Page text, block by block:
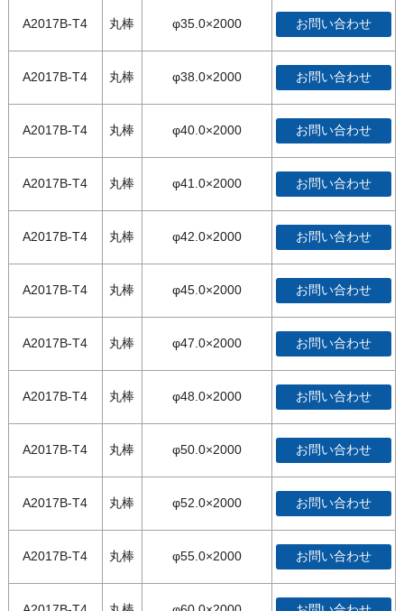
A2017B-T4 丸棒 φ35.0×2000 お問い合わせ
A2017B-T4 丸棒 φ38.0×2000 お問い合わせ
A2017B-T4 丸棒 φ40.0×2000 お問い合わせ
A2017B-T4 丸棒 φ41.0×2000 お問い合わせ
A2017B-T4 丸棒 φ42.0×2000 お問い合わせ
A2017B-T4 丸棒 φ45.0×2000 お問い合わせ
A2017B-T4 丸棒 φ47.0×2000 お問い合わせ
A2017B-T4 丸棒 φ48.0×2000 お問い合わせ
A2017B-T4 丸棒 φ50.0×2000 お問い合わせ
A2017B-T4 丸棒 φ52.0×2000 お問い合わせ
A2017B-T4 丸棒 φ55.0×2000 お問い合わせ